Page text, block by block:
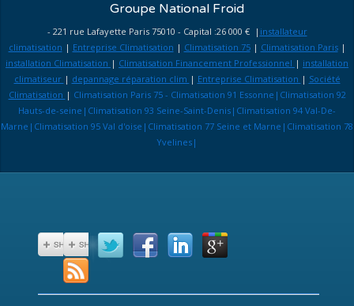
Groupe National Froid
- 221 rue Lafayette Paris 75010 - Capital :26 000 € | installateur
climatisation | Entreprise Climatisation | Climatisation 75| Climatisation Paris|
installation Climatisation | Climatisation Financement Professionnel | installation
climatiseur | depannage réparation clim | Entreprise Climatisation | Société
Climatisation | Climatisation Paris 75 - Climatisation 91 Essonne|Climatisation 92
Hauts-de-seine|Climatisation 93 Seine-Saint-Denis|Climatisation 94 Val-De-
Marne|Climatisation 95 Val d'oise|Climatisation 77 Seine et Marne|Climatisation 78
Yvelines|